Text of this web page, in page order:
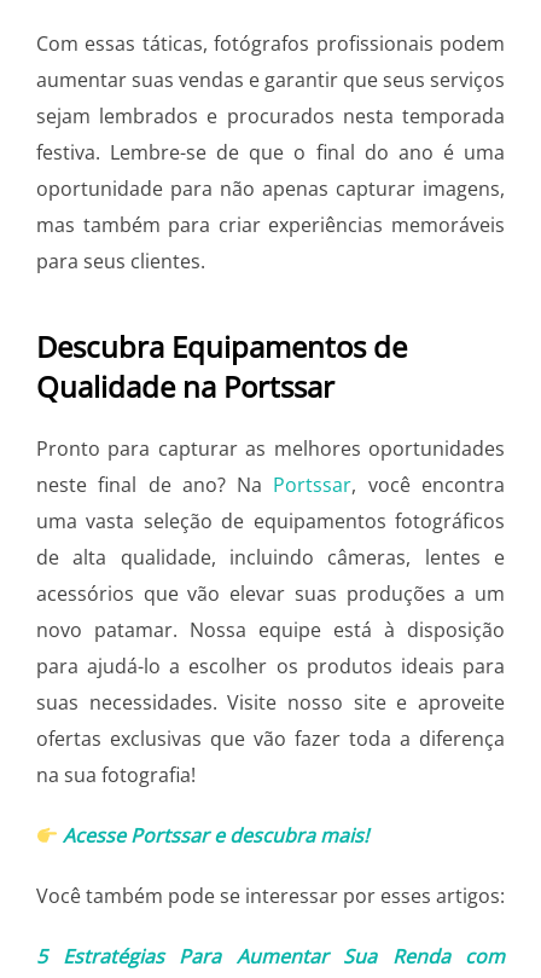
Com essas táticas, fotógrafos profissionais podem
aumentar suas vendas e garantir que seus serviços
sejam lembrados e procurados nesta temporada
festiva. Lembre-se de que o final do ano é uma
oportunidade para não apenas capturar imagens,
mas também para criar experiências memoráveis
para seus clientes.
Descubra Equipamentos de
Qualidade na Portssar
Pronto para capturar as melhores oportunidades
neste final de ano? Na Portssar, você encontra
uma vasta seleção de equipamentos fotográficos
de alta qualidade, incluindo câmeras, lentes e
acessórios que vão elevar suas produções a um
novo patamar. Nossa equipe está à disposição
para ajudá-lo a escolher os produtos ideais para
suas necessidades. Visite nosso site e aproveite
ofertas exclusivas que vão fazer toda a diferença
na sua fotografia!
Acesse Portssar e descubra mais!
Você também pode se interessar por esses artigos:
5 Estratégias Para Aumentar Sua Renda com